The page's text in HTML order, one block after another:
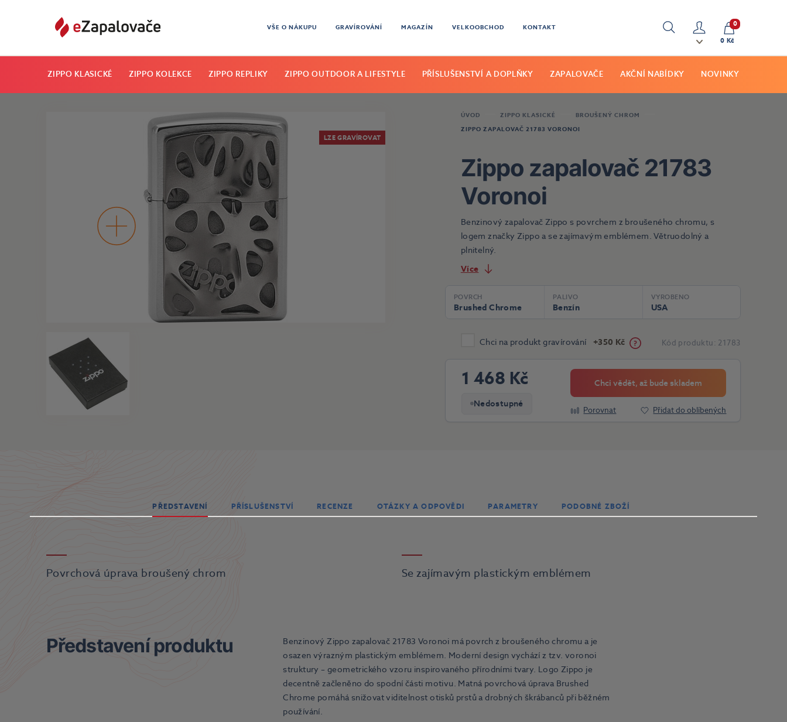
VŠE O NÁKUPU GRAVÍROVÁNÍ MAGAZÍN VELKOOBCHOD KONTAKT
Hledat
Můj
0
0 Kč
ZIPPO KLASICKÉ ZIPPO KOLEKCE ZIPPO REPLIKY ZIPPO OUTDOOR A LIFESTYLE PŘÍSLUŠENSTVÍ A DOPLŇKY ZAPALOVAČE AKČNÍ NABÍDKY NOVINKY
LZE GRAVÍROVAT
ÚVOD ZIPPO KLASICKÉ
BROUŠENÝ CHROM
ZIPPO ZAPALOVAČ 21783 VORONOI
Zippo zapalovač 21783
Voronoi
Benzinový zapalovač Zippo s povrchem z broušeného chromu, s
logem značky Zippo a se zajímavým emblémem. Větruodolný a
plnitelný.
Více
POVRCH
Brushed Chrome
PALIVO
Benzín
VYROBENO
USA
Chci na produkt gravírování +350 Kč Kód produktu: 21783
1 468 Kč
Nedostupné
Chci vědět, až bude skladem
Porovnat Přidat do oblíbených
PŘEDSTAVENÍ PŘÍSLUŠENSTVÍ RECENZE OTÁZKY A ODPOVĚDI PARAMETRY PODOBNÉ ZBOŽÍ
Povrchová úprava broušený chrom Se zajímavým plastickým emblémem
Představení produktu
Benzinový Zippo zapalovač 21783 Voronoi má povrch z broušeného chromu a je
osazen výrazným plastickým emblémem. Moderní design vychází z tzv. voronoi
struktury – geometrického vzoru inspirovaného přírodními tvary. Logo Zippo je
decentně začleněno do spodní části motivu. Matná povrchová úprava Brushed
Chrome pomáhá snižovat viditelnost otisků prstů a drobných škrábanců při běžném
používání.